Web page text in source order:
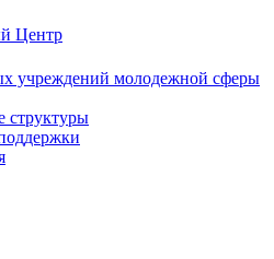
Центр
учреждений молодежной сферы
структуры